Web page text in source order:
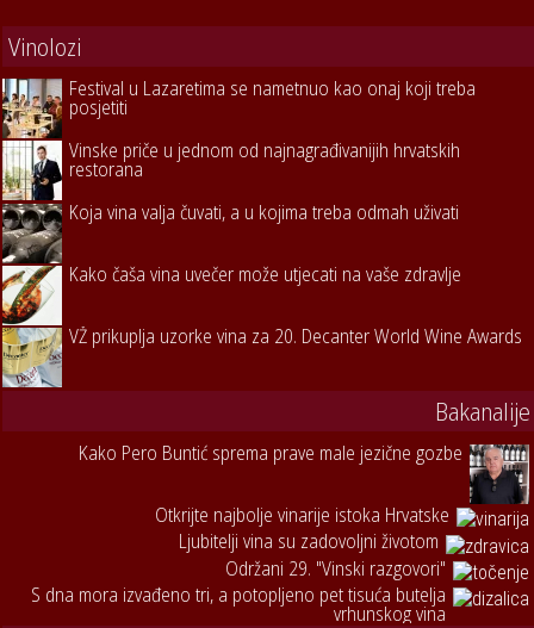
Vinolozi
Festival u Lazaretima se nametnuo kao onaj koji treba
posjetiti
Vinske priče u jednom od najnagrađivanijih hrvatskih
restorana
Koja vina valja čuvati, a u kojima treba odmah uživati
Kako čaša vina uvečer može utjecati na vaše zdravlje
VŽ prikuplja uzorke vina za 20. Decanter World Wine Awards
Bakanalije
Kako Pero Buntić sprema prave male jezične gozbe
Otkrijte najbolje vinarije istoka Hrvatske
Ljubitelji vina su zadovoljni životom
Održani 29. "Vinski razgovori"
S dna mora izvađeno tri, a potopljeno pet tisuća butelja
vrhunskog vina